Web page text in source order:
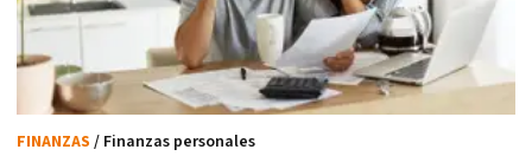
FINANZAS / Finanzas personales